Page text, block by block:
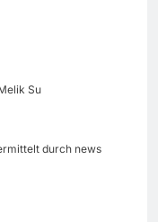
Su
durch news